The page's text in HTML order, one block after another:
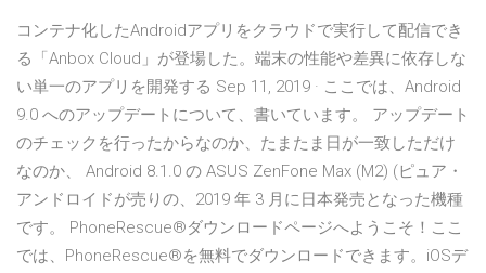
コンテナ化したAndroidアプリをクラウドで実行して配信でき
る「Anbox Cloud」が登場した。端末の性能や差異に依存しな
い単一のアプリを開発する Sep 11, 2019 · ここでは、Android
9.0 へのアップデートについて、書いています。 アップデート
のチェックを行ったからなのか、たまたま日が一致しただけ
なのか、 Android 8.1.0 の ASUS ZenFone Max (M2) (ピュア・
アンドロイドが売りの、2019 年 3 月に日本発売となった機種
です。 PhoneRescue®ダウンロードページへようこそ！ここ
では、PhoneRescue®を無料でダウンロードできます。iOSデ